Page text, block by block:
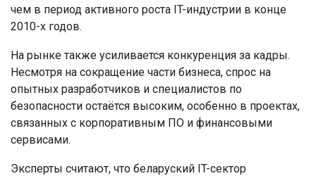
чем в период активного роста IT-индустрии в конце
2010-х годов.
На рынке также усиливается конкуренция за кадры.
Несмотря на сокращение части бизнеса, спрос на
опытных разработчиков и специалистов по
безопасности остаётся высоким, особенно в проектах,
связанных с корпоративным ПО и финансовыми
сервисами.
Эксперты считают, что беларуский IT-сектор